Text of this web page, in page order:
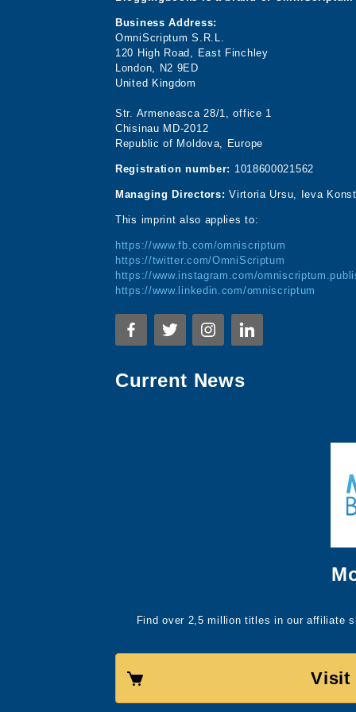
Business Address:
OmniScriptum S.R.L.
120 High Road, East Finchley
London, N2 9ED
United Kingdom
Str. Armeneasca 28/1, office 1
Chisinau MD-2012
Republic of Moldova, Europe
Registration number: 1018600021562
Managing Directors: Virtoria Ursu, Ieva
This imprint also applies to:
https://www.fb.com/omniscriptum
https://twitter.com/OmniScriptum
https://www.instagram.com/
https://www.linkedin.com/omniscriptum
Current News
Find over 2,5 million titles in our affiliate
Visit